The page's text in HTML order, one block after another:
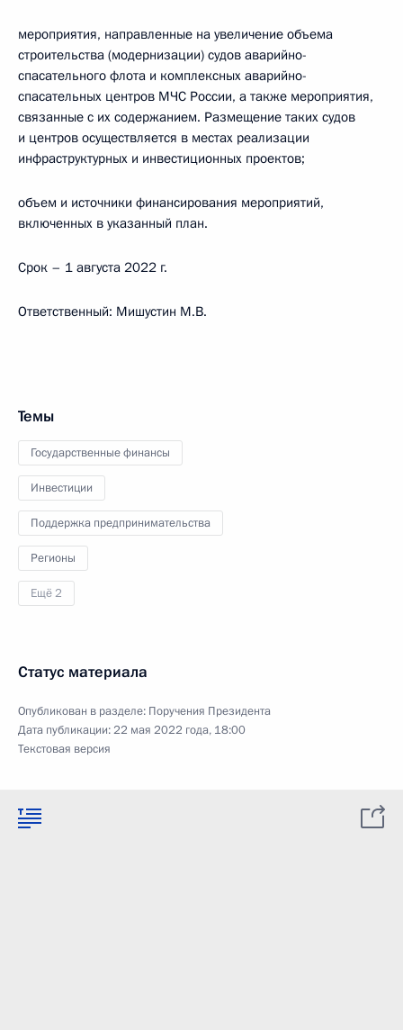
мероприятия, направленные на увеличение объема
строительства (модернизации) судов аварийно-
спасательного флота и комплексных аварийно-
спасательных центров МЧС России, а также мероприятия,
связанные с их содержанием. Размещение таких судов
и центров осуществляется в местах реализации
инфраструктурных и инвестиционных проектов;
объем и источники финансирования мероприятий,
включенных в указанный план.
Срок – 1 августа 2022 г.
Ответственный: Мишустин М.В.
Темы
Государственные финансы
Инвестиции
Поддержка предпринимательства
Регионы
Ещё 2
Статус материала
Опубликован в разделе: Поручения Президента
Дата публикации:22 мая 2022 года, 18:00
Текстовая версия